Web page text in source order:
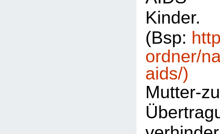
Kinder.
(Bsp:
ordner/
aids/)
Mutter-